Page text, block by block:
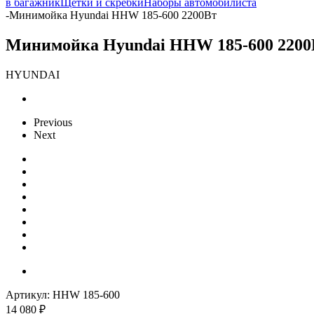
в багажник Щетки и скребки Наборы автомобилиста
-Минимойка Hyundai HHW 185-600 2200Вт
Минимойка Hyundai HHW 185-600
HYUNDAI
Previous
Next
Артикул: HHW 185-600
14 080 ₽